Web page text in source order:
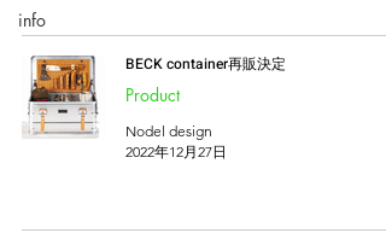
info
BECK container再販決定
Product
Nodel design
2022年12月27日